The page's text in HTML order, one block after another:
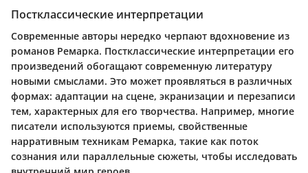
Постклассические интерпретации
Современные авторы нередко черпают вдохновение из
романов Ремарка. Постклассические интерпретации его
произведений обогащают современную литературу
новыми смыслами. Это может проявляться в различных
формах: адаптации на сцене, экранизации и перезаписи
тем, характерных для его творчества. Например, многие
писатели используются приемы, свойственные
нарративным техникам Ремарка, такие как поток
сознания или параллельные сюжеты, чтобы исследовать